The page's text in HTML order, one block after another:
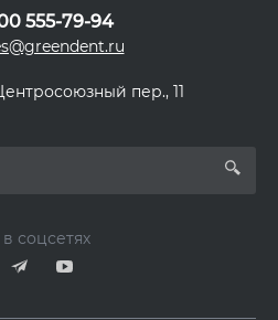
555-79-94
пер., 11
соцсетях